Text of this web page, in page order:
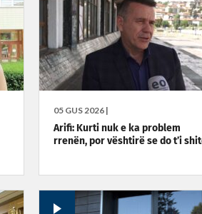
05 GUS 2026 |
Arifi: Kurti nuk e ka problem
rrenën, por vështirë se do t’i